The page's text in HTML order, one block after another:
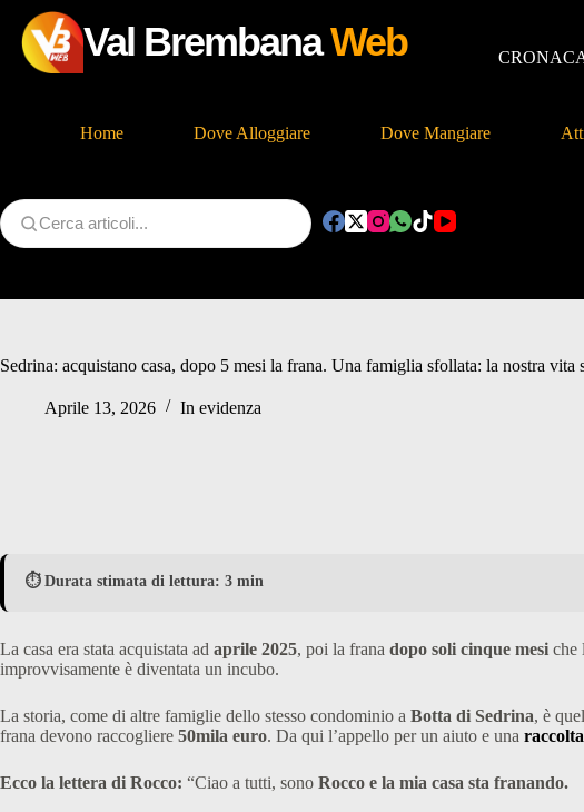
Val BrembanaWeb
Home Dove Alloggiare Dove Mangiare
Sedrina: acquistano casa, dopo 5 mesi la frana. Una famiglia sfollata: la nostra vita
Aprile 13, 2026 In evidenza
⏱️ Durata stimata di lettura: 3 min
La casa era stata acquistata ad aprile 2025, poi la frana dopo soli cinque mesi che
improvvisamente è diventata un incubo.
La storia, come di altre famiglie dello stesso condominio a Botta di Sedrina, è
frana devono raccogliere 50mila euro. Da qui l’appello per un aiuto e una
Ecco la lettera di Rocco: “Ciao a tutti, sono Rocco e la mia casa sta franando.